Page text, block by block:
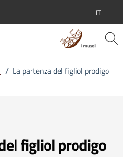
IT
/ La partenza del figliol prodigo
figliol prodigo